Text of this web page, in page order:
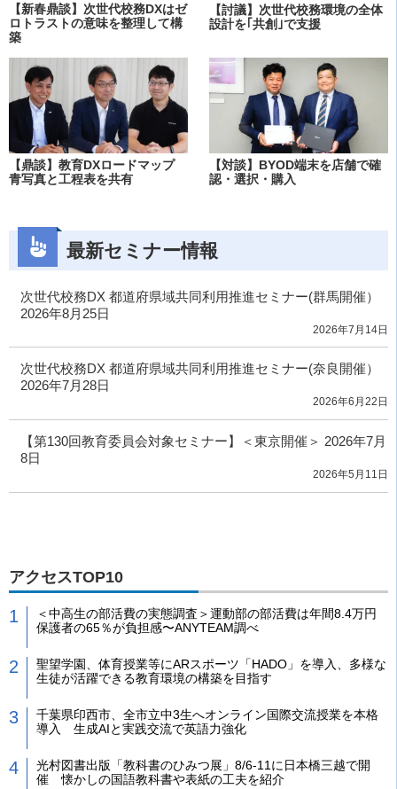
【新春鼎談】次世代校務DXはゼ
ロトラストの意味を整理して構
築
【討議】次世代校務環境の全体
設計を｢共創｣で支援
【鼎談】教育DXロードマップ
青写真と工程表を共有
【対談】BYOD端末を店舗で確
認・選択・購入
最新セミナー情報
次世代校務DX 都道府県域共同利用推進セミナー(群馬開催）
2026年8月25日
2026年7月14日
次世代校務DX 都道府県域共同利用推進セミナー(奈良開催）
2026年7月28日
2026年6月22日
【第130回教育委員会対象セミナー】＜東京開催＞ 2026年7月
8日
2026年5月11日
アクセスTOP10
＜中高生の部活費の実態調査＞運動部の部活費は年間8.4万円
保護者の65％が負担感〜ANYTEAM調べ
聖望学園、体育授業等にARスポーツ「HADO」を導入、多様な
生徒が活躍できる教育環境の構築を目指す
千葉県印西市、全市立中3生へオンライン国際交流授業を本格
導入 生成AIと実践交流で英語力強化
光村図書出版「教科書のひみつ展」8/6-11に日本橋三越で開
催 懐かしの国語教科書や表紙の工夫を紹介